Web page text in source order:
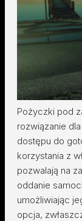
Pożyczki pod
rozwiązanie
dostępu do
korzystania z
pozwalają na
oddanie
umożliwiając
opcja,